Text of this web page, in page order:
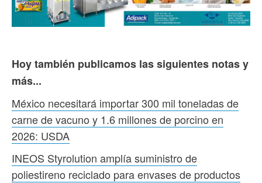
Hoy también publicamos las siguientes notas y
más...
México necesitará importar 300 mil toneladas de
carne de vacuno y 1.6 millones de porcino en
2026: USDA
INEOS Styrolution amplía suministro de
poliestireno reciclado para envases de productos